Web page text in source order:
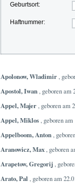
Geburtsort:
Haftnummer:
Apolonow, Wladimir,
Apostol, Iwan, geboren am
Appel, Majer, geboren am
Appel, Miklos, geboren
Appelboom, Anton,
Aranowicz, Max, geboren
Arapetow, Gregorij,
Arato, Pal , geboren am